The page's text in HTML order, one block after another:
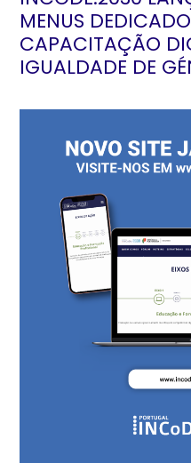
MENUS
CAPACITAÇÃO
IGUALDADE DE